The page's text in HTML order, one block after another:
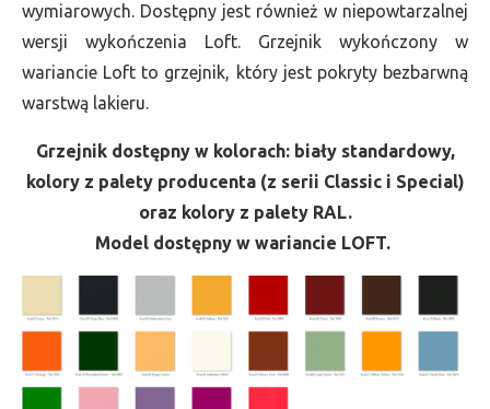
wymiarowych. Dostępny jest również w niepowtarzalnej
wersji wykończenia Loft. Grzejnik wykończony w
wariancie Loft to grzejnik, który jest pokryty bezbarwną
warstwą lakieru.
Grzejnik dostępny w kolorach: biały standardowy,
kolory z palety producenta (z serii Classic i Special)
oraz kolory z palety RAL.
Model dostępny w wariancie LOFT.